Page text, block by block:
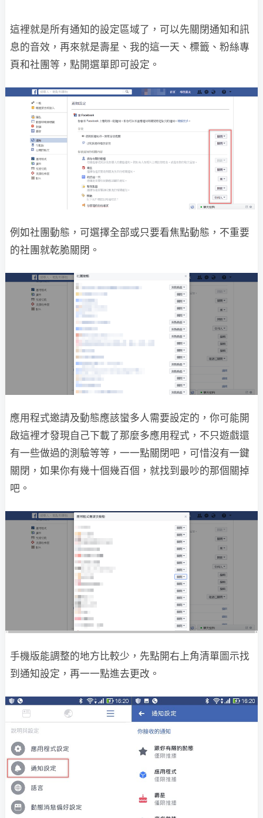
這裡就是所有通知的設定區域了，可以先關閉通知和訊
息的音效，再來就是壽星、我的這一天、標籤、粉絲專
頁和社團等，點開選單即可設定。
例如社團動態，可選擇全部或只要看焦點動態，不重要
的社團就乾脆關閉。
應用程式邀請及動態應該蠻多人需要設定的，你可能開
啟這裡才發現自己下載了那麼多應用程式，不只遊戲還
有一些做過的測驗等等，一一點關閉吧，可惜沒有一鍵
關閉，如果你有幾十個幾百個，就找到最吵的那個關掉
吧。
手機版能調整的地方比較少，先點開右上角清單圖示找
到通知設定，再一一點進去更改。